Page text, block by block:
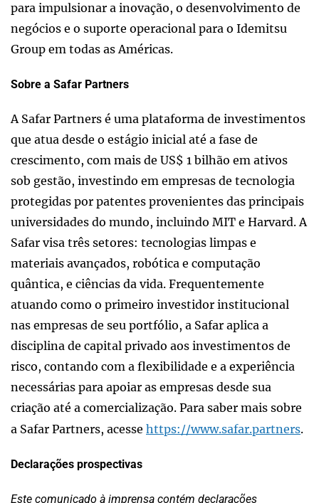
para impulsionar a inovação, o desenvolvimento de
negócios e o suporte operacional para o Idemitsu
Group em todas as Américas.
Sobre a Safar Partners
A Safar Partners é uma plataforma de investimentos
que atua desde o estágio inicial até a fase de
crescimento, com mais de US$ 1 bilhão em ativos
sob gestão, investindo em empresas de tecnologia
protegidas por patentes provenientes das principais
universidades do mundo, incluindo MIT e Harvard. A
Safar visa três setores: tecnologias limpas e
materiais avançados, robótica e computação
quântica, e ciências da vida. Frequentemente
atuando como o primeiro investidor institucional
nas empresas de seu portfólio, a Safar aplica a
disciplina de capital privado aos investimentos de
risco, contando com a flexibilidade e a experiência
necessárias para apoiar as empresas desde sua
criação até a comercialização. Para saber mais sobre
a Safar Partners, acesse https://www.safar.partners.
Declarações prospectivas
Este comunicado à imprensa contém declarações